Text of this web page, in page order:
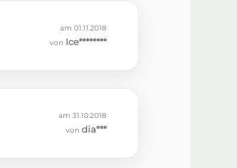
am 01.11.2018
von Ice********
am 31.10.2018
von dia***